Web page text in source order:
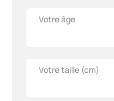
Votre âge
Votre taille (cm)